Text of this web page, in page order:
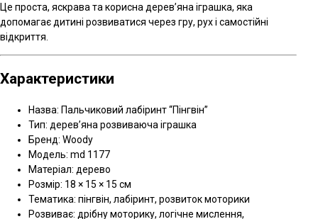
Це проста, яскрава та корисна дерев’яна іграшка, яка
допомагає дитині розвиватися через гру, рух і самостійні
відкриття.
Характеристики
Назва: Пальчиковий лабіринт “Пінгвін”
Тип: дерев’яна розвиваюча іграшка
Бренд: Woody
Модель: md 1177
Матеріал: дерево
Розмір: 18 × 15 × 15 см
Тематика: пінгвін, лабіринт, розвиток моторики
Розвиває: дрібну моторику, логічне мислення,